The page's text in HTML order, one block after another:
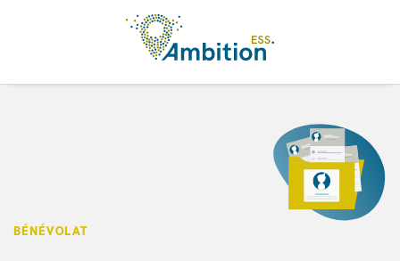
Aller au contenu principal
BÉNÉVOLAT